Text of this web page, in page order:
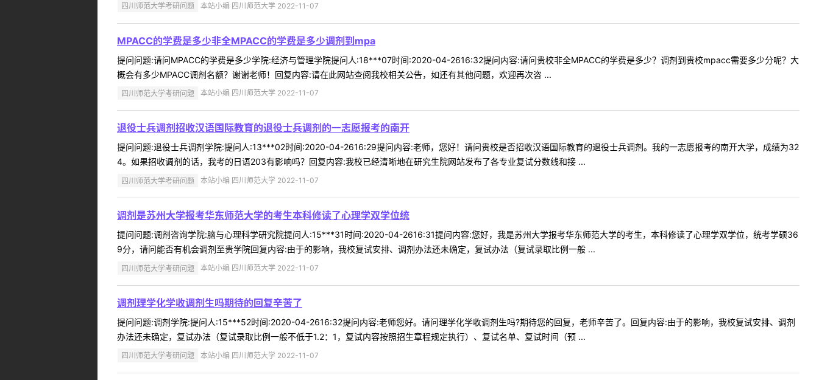
四川师范大学考研问题 本站小编 四川师范大学 2022-11-07
MPACC的学费是多少非全MPACC的学费是多少调剂到mpa
提问问题:请问MPACC的学费是多少学院:经济与管理学院提问人:18***07时间:2020-04-2616:32提问内容:请问贵校非全MPACC的学费是多少？调剂到贵校mpacc需要多少分呢？大
概会有多少MPACC调剂名额？谢谢老师！回复内容:请在此网站查阅我校相关公告，如还有其他问题，欢迎再次咨 ...
四川师范大学考研问题 本站小编 四川师范大学 2022-11-07
退役士兵调剂招收汉语国际教育的退役士兵调剂的一志愿报考的南开
提问问题:退役士兵调剂学院:提问人:13***02时间:2020-04-2616:29提问内容:老师，您好！请问贵校是否招收汉语国际教育的退役士兵调剂。我的一志愿报考的南开大学，成绩为32
4。如果招收调剂的话，我考的日语203有影响吗？回复内容:我校已经清晰地在研究生院网站发布了各专业复试分数线和接 ...
四川师范大学考研问题 本站小编 四川师范大学 2022-11-07
调剂是苏州大学报考华东师范大学的考生本科修读了心理学双学位统
提问问题:调剂咨询学院:脑与心理科学研究院提问人:15***31时间:2020-04-2616:31提问内容:您好，我是苏州大学报考华东师范大学的考生，本科修读了心理学双学位，统考学硕36
9分，请问能否有机会调剂至贵学院回复内容:由于的影响，我校复试安排、调剂办法还未确定，复试办法（复试录取比例一般 ...
四川师范大学考研问题 本站小编 四川师范大学 2022-11-07
调剂理学化学收调剂生吗期待的回复辛苦了
提问问题:调剂学院:提问人:15***52时间:2020-04-2616:32提问内容:老师您好。请问理学化学收调剂生吗?期待您的回复，老师辛苦了。回复内容:由于的影响，我校复试安排、调剂
办法还未确定，复试办法（复试录取比例一般不低于1.2：1，复试内容按照招生章程规定执行）、复试名单、复试时间（预 ...
四川师范大学考研问题 本站小编 四川师范大学 2022-11-07